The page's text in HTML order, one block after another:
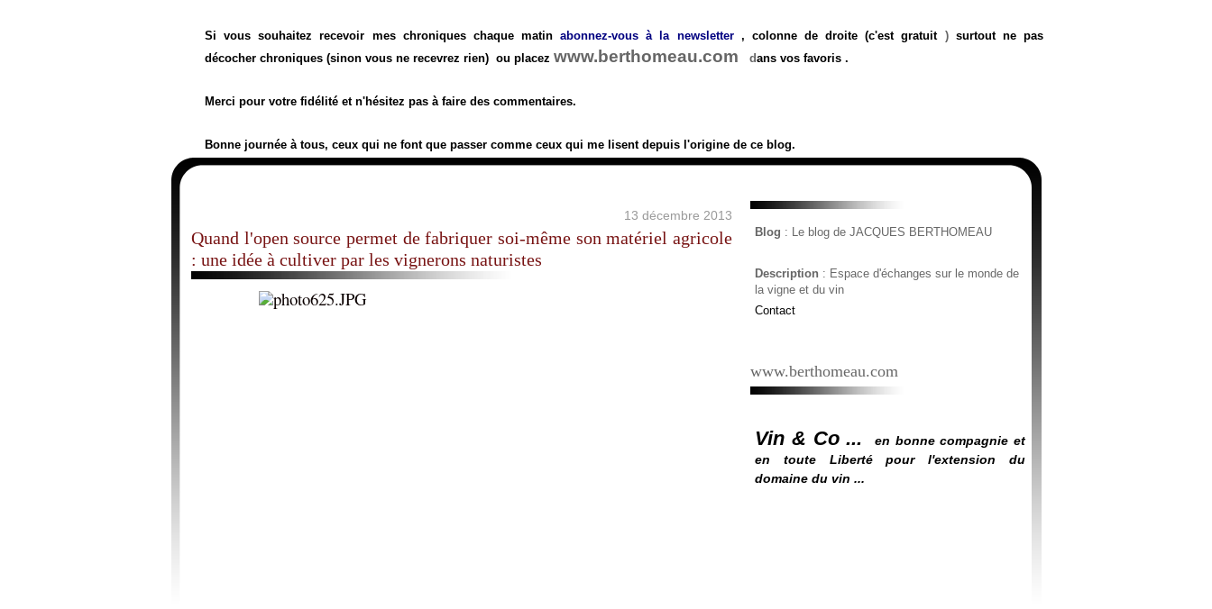
Si vous souhaitez recevoir mes chroniques chaque matinabonnez-vous à la newsletter, colonne de droite (c'est gratuit) surtout ne pas
décocher chroniques (sinon vous ne recevrez rien) ou placez www.berthomeau.com dans vos favoris .
Merci pour votre fidélité et n'hésitez pas à faire des commentaires.
Bonne journée à tous, ceux qui ne font que passer comme ceux qui me lisent depuis l'origine de ce blog.
13 décembre 2013
Quand l'open source permet de fabriquer soi-même son matériel agricole
: une idée à cultiver par les vignerons naturistes
Blog : Le blog de JACQUES BERTHOMEAU
Description : Espace d'échanges sur le monde de
la vigne et du vin
Contact
www.berthomeau.com
Vin & Co ...
en bonne compagnie et
en toute Liberté pour l'extension du
domaine du vin ...